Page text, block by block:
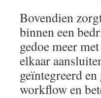
Bovendien
binnen een
gedoe meer
elkaar
geïntegreerd
workflow en